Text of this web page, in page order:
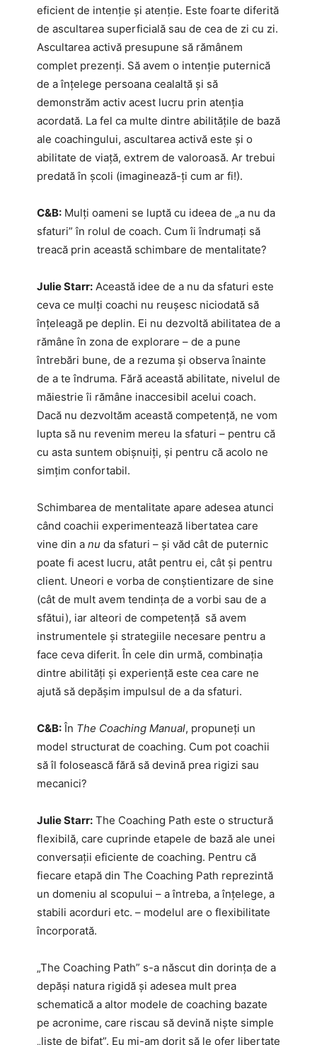
eficient de intenție și atenție. Este foarte diferită
de ascultarea superficială sau de cea de zi cu zi.
Ascultarea activă presupune să rămânem
complet prezenți. Să avem o intenție puternică
de a înțelege persoana cealaltă și să
demonstrăm activ acest lucru prin atenția
acordată. La fel ca multe dintre abilitățile de bază
ale coachingului, ascultarea activă este și o
abilitate de viață, extrem de valoroasă. Ar trebui
predată în școli (imaginează-ți cum ar fi!).
C&B: Mulți oameni se luptă cu ideea de „a nu da
sfaturi” în rolul de coach. Cum îi îndrumați să
treacă prin această schimbare de mentalitate?
Julie Starr: Această idee de a nu da sfaturi este
ceva ce mulți coachi nu reușesc niciodată să
înțeleagă pe deplin. Ei nu dezvoltă abilitatea de a
rămâne în zona de explorare – de a pune
întrebări bune, de a rezuma și observa înainte
de a te îndruma. Fără această abilitate, nivelul de
măiestrie îi rămâne inaccesibil acelui coach.
Dacă nu dezvoltăm această competență, ne vom
lupta să nu revenim mereu la sfaturi – pentru că
cu asta suntem obișnuiți, și pentru că acolo ne
simțim confortabil.
Schimbarea de mentalitate apare adesea atunci
când coachii experimentează libertatea care
vine din a nu da sfaturi – și văd cât de puternic
poate fi acest lucru, atât pentru ei, cât și pentru
client. Uneori e vorba de conștientizare de sine
(cât de mult avem tendința de a vorbi sau de a
sfătui), iar alteori de competență să avem
instrumentele și strategiile necesare pentru a
face ceva diferit. În cele din urmă, combinația
dintre abilități și experiență este cea care ne
ajută să depășim impulsul de a da sfaturi.
C&B: În The Coaching Manual, propuneți un
model structurat de coaching. Cum pot coachii
să îl folosească fără să devină prea rigizi sau
mecanici?
Julie Starr: The Coaching Path este o structură
flexibilă, care cuprinde etapele de bază ale unei
conversații eficiente de coaching. Pentru că
fiecare etapă din The Coaching Path reprezintă
un domeniu al scopului – a întreba, a înțelege, a
stabili acorduri etc. – modelul are o flexibilitate
încorporată.
„The Coaching Path” s-a născut din dorința de a
depăși natura rigidă și adesea mult prea
schematică a altor modele de coaching bazate
pe acronime, care riscau să devină niște simple
„liste de bifat”. Eu mi-am dorit să le ofer libertate